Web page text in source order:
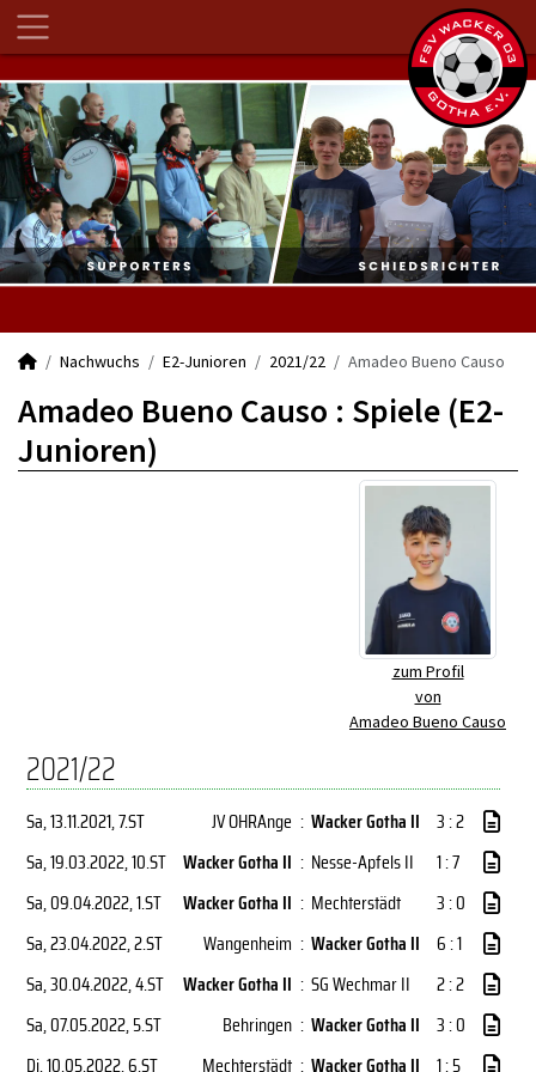
Nachwuchs E2-Junioren 2021/22 Amadeo Bueno Causo
Amadeo Bueno Causo : Spiele (E2-
Junioren)
zum Profil
von
Amadeo Bueno Causo
2021/22
Sa, 13.11.2021, 7.ST JV OHRAnge : Wacker Gotha II 3 : 2
Sa, 19.03.2022, 10.ST Wacker Gotha II : Nesse-Apfels II
1 : 7
Sa, 09.04.2022, 1.ST Wacker Gotha II : Mechterstädt
3 : 0
Sa, 23.04.2022, 2.ST Wangenheim : Wacker Gotha II 6 : 1
Sa, 30.04.2022, 4.ST Wacker Gotha II : SG Wechmar II
2 : 2
Sa, 07.05.2022, 5.ST Behringen : Wacker Gotha II 3 : 0
Di, 10.05.2022, 6.ST Mechterstädt : Wacker Gotha II 1 : 5